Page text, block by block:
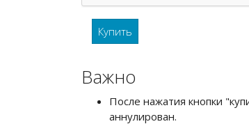
Важно
После нажатия кнопки
аннулирован.